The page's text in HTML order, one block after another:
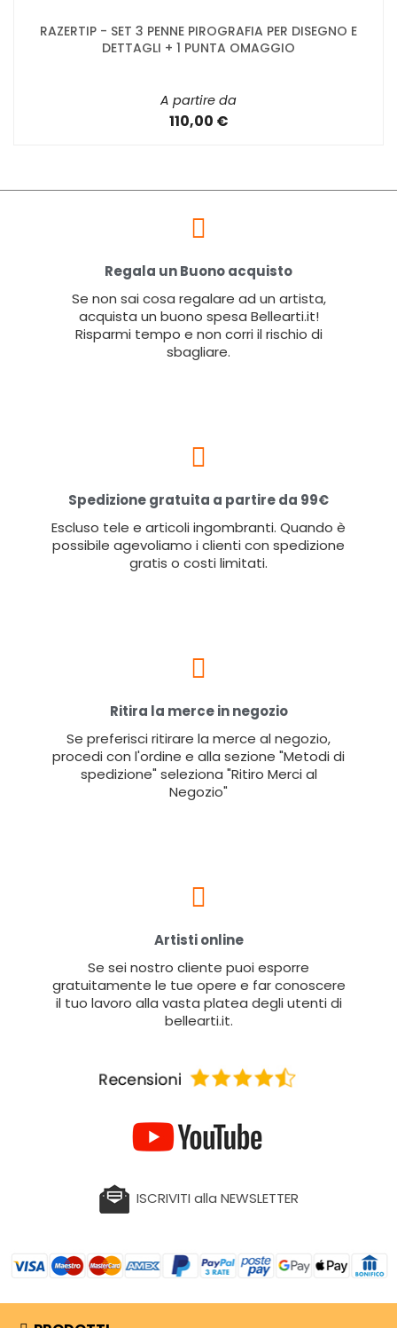
RAZERTIP - SET 3 PENNE PIROGRAFIA PER DISEGNO E
DETTAGLI + 1 PUNTA OMAGGIO
A partire da
110,00 €
Regala un Buono acquisto
Se non sai cosa regalare ad un artista,
acquista un buono spesa Bellearti.it!
Risparmi tempo e non corri il rischio di
sbagliare.
Spedizione gratuita a partire da 99€
Escluso tele e articoli ingombranti. Quando è
possibile agevoliamo i clienti con spedizione
gratis o costi limitati.
Ritira la merce in negozio
Se preferisci ritirare la merce al negozio,
procedi con l'ordine e alla sezione "Metodi di
spedizione" seleziona "Ritiro Merci al
Negozio"
Artisti online
Se sei nostro cliente puoi esporre
gratuitamente le tue opere e far conoscere
il tuo lavoro alla vasta platea degli utenti di
bellearti.it.
ISCRIVITI alla NEWSLETTER